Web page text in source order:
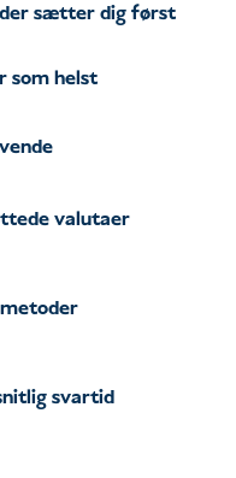
sætter dig først
som helst
valutaer
svartid